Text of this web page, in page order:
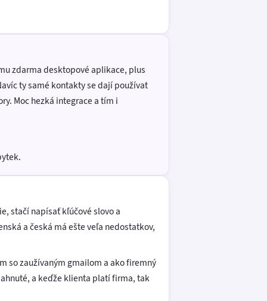
zdarma desktopové aplikace, plus
ty samé kontakty se dají používat
Moc hezká integrace a tím i
stačí napísať kľúčové slovo a
a česká má ešte veľa nedostatkov,
so zaužívaným gmailom a ako firemný
a keďže klienta platí firma, tak